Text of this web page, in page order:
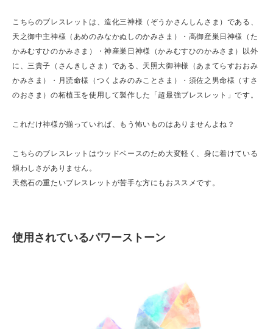
こちらのブレスレットは、造化三神様（ぞうかさんしんさま）である、
天之御中主神様（あめのみなかぬしのかみさま）・高御産巣日神様（た
かみむすひのかみさま）・神産巣日神様（かみむすひのかみさま）以外
に、三貴子（さんきしさま）である、天照大御神様（あまてらすおおみ
かみさま）・月読命様（つくよみのみことさま）・須佐之男命様（すさ
のおさま）の柘植玉を使用して製作した「超最強ブレスレット」です。
これだけ神様が揃っていれば、もう怖いものはありませんよね？
こちらのブレスレットはウッドベースのため大変軽く、身に着けている
煩わしさがありません。
天然石の重たいブレスレットが苦手な方にもおススメです。
使用されているパワーストーン